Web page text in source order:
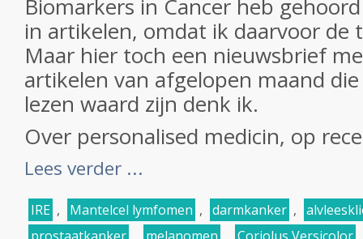
Biomarkers in Cancer heb
in artikelen, omdat ik daarvoor de
Maar hier toch een nieuwsbrief
artikelen van afgelopen maand
lezen waard zijn denk ik.
Over personalised medicin, op
Lees verder ...
IRE , Mantelcel lymfomen , darmkanker ,